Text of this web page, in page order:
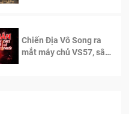
Ngạo Thiên Mobile
Chiến Địa Vô Song ra
mắt máy chủ VS57, sân